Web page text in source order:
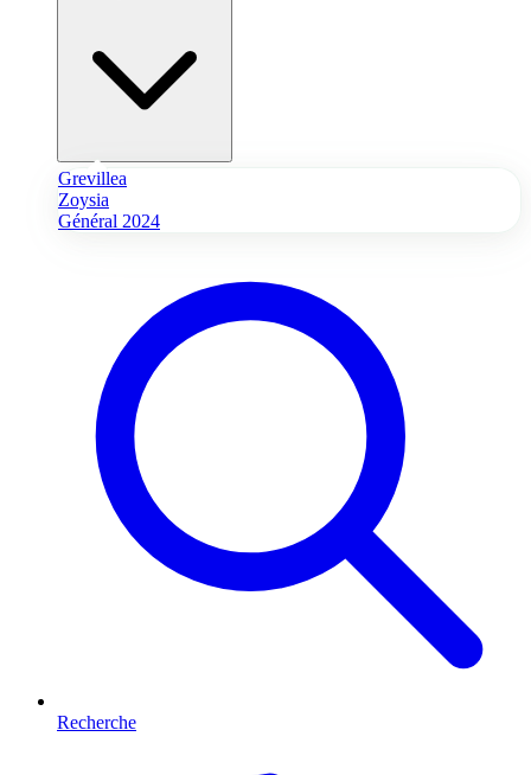
Grevillea
Zoysia
Général 2024
Recherche